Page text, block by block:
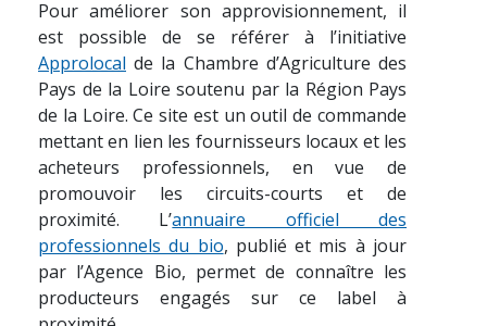
Pour améliorer son approvisionnement, il
est possible de se référer à l’initiative
Approlocal de la Chambre d’Agriculture des
Pays de la Loire soutenu par la Région Pays
de la Loire. Ce site est un outil de commande
mettant en lien les fournisseurs locaux et les
acheteurs professionnels, en vue de
promouvoir les circuits-courts et de
proximité. L’annuaire officiel des
professionnels du bio, publié et mis à jour
par l’Agence Bio, permet de connaître les
producteurs engagés sur ce label à